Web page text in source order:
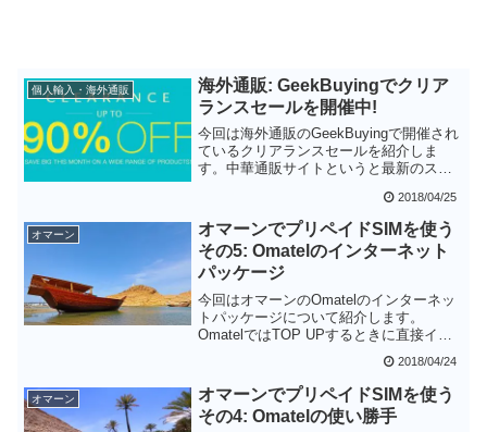
個人輸入・海外通販
海外通販: GeekBuyingでクリア
ランスセールを開催中!
今回は海外通販のGeekBuyingで開催され
ているクリアランスセールを紹介しま
す。中華通販サイトというと最新のスペ
すが、今回のセールのように掘り出し物
を探すのも楽しいものです。クリアラン
スセールということで数量限定ですの
で、早めにチェックすることをお勧めし
ます。
2018/04/25
オマーン
オマーンでプリペイドSIMを使う
その5: Omatelのインターネット
パッケージ
今回はオマーンのOmatelのインターネッ
トパッケージについて紹介します。
OmatelではTOP UPするときに直接イン
できます。今はこの方法が主流のようで
すので、オマーンでOmatelを使おうとし
ている方は試してみてください。
2018/04/24
オマーン
オマーンでプリペイドSIMを使う
その4: Omatelの使い勝手